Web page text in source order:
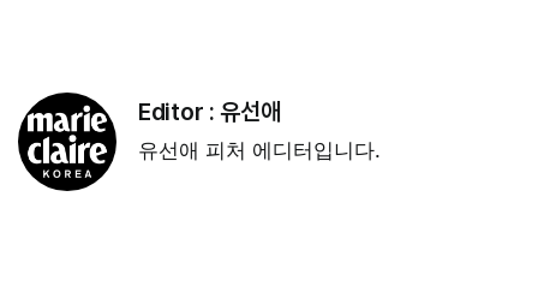
Editor :유선애
유선애 피처 에디터입니다.